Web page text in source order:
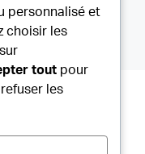
personnalisé et
choisir les
toutpour
les